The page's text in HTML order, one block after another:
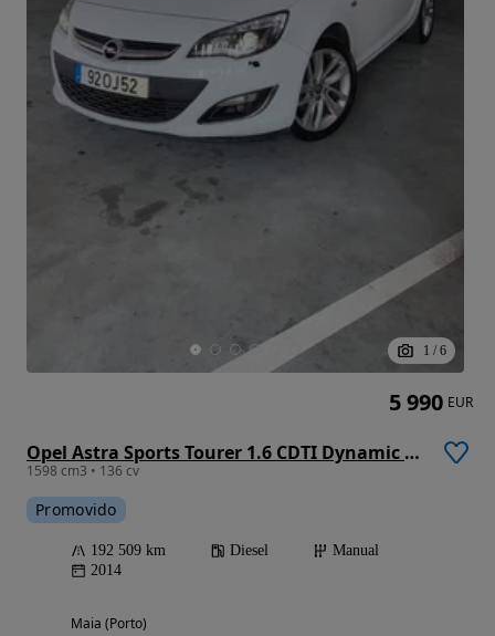
1 / 6
Opel Astra Sports Tourer 1.6 CDTI Dynamic S/S
1598 cm3 • 136 cv
Promovido
192 509 km Diesel
Manual
2014
Maia (Porto)
5 990 EUR